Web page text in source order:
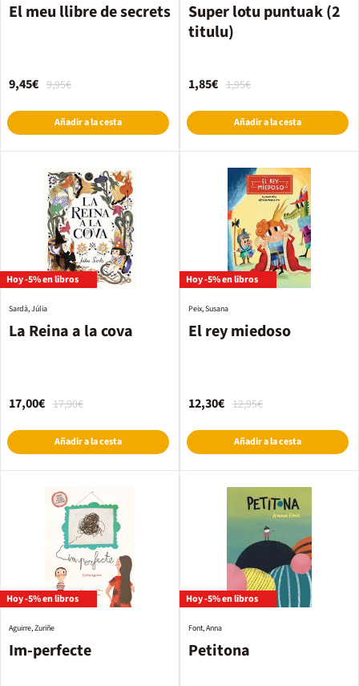
El meu llibre de secrets
9,95€
9,45€
Añadir a la cesta
Super lotu puntuak (2
titulu)
1,95€
1,85€
Añadir a la cesta
Hoy -5% en libros
La Reina a la cova
Sardà, Júlia
17,90€
17,00€
Añadir a la cesta
Hoy -5% en libros
El rey miedoso
Peix, Susana
12,95€
12,30€
Añadir a la cesta
Hoy -5% en libros
Im-perfecte
Aguirre, Zuriñe
Hoy -5% en libros
Petitona
Font, Anna